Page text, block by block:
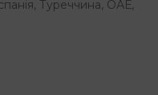
Туреччина, ОАЕ,